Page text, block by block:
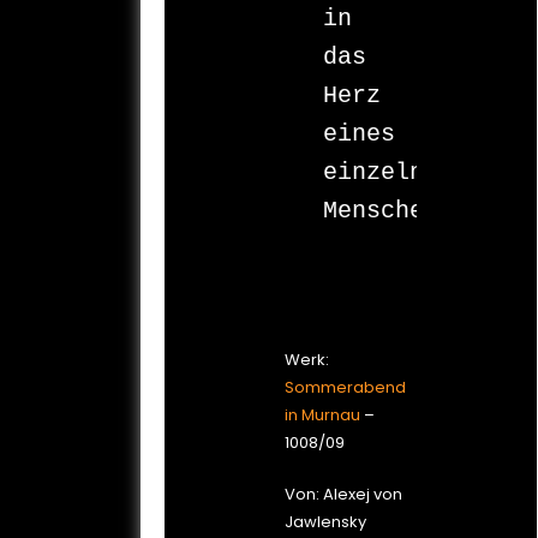
in
das
Herz
eines
einzelnen
Menschen
Werk:
Sommerabend
in Murnau –
1008/09
Von: Alexej von
Jawlensky